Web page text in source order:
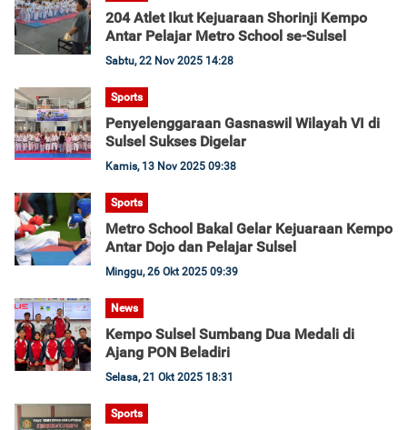
204 Atlet Ikut Kejuaraan Shorinji Kempo
Antar Pelajar Metro School se-Sulsel
Sabtu, 22 Nov 2025 14:28
Sports
Penyelenggaraan Gasnaswil Wilayah VI di
Sulsel Sukses Digelar
Kamis, 13 Nov 2025 09:38
Sports
Metro School Bakal Gelar Kejuaraan Kempo
Antar Dojo dan Pelajar Sulsel
Minggu, 26 Okt 2025 09:39
News
Kempo Sulsel Sumbang Dua Medali di
Ajang PON Beladiri
Selasa, 21 Okt 2025 18:31
Sports